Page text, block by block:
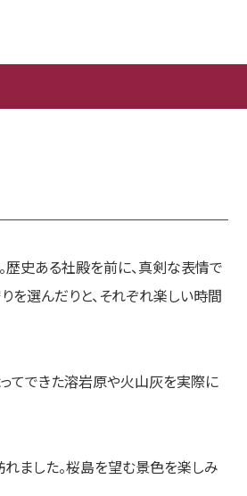
歴史ある社殿を前に、真剣な表情で
を選んだりと、それぞれ楽しい時間
てできた溶岩原や火山灰を実際に
ました。桜島を望む景色を楽しみ